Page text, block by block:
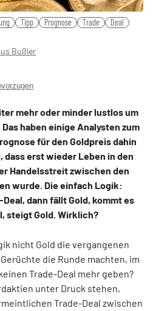
Tipp Prognose Trade Deal
Bußler
mehr oder minder lustlos um
Das haben einige Analysten zum
für den Goldpreis dahin
erst wieder Leben in den
Handelsstreit zwischen den
wurde. Die einfach Logik:
dann fällt Gold, kommt es
steigt Gold. Wirklich?
nicht Gold die vergangenen
die Runde machten, im
Trade-Deal mehr geben?
unter Druck stehen,
Trade-Deal zwischen